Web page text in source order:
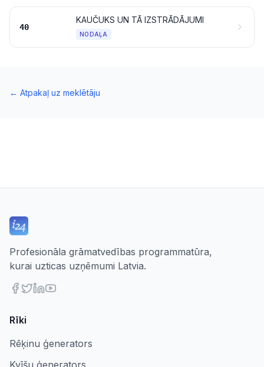
40
KAUČUKS UN TĀ IZSTRĀDĀJUMI
NODAĻA
← Atpakaļ uz meklētāju
Profesionāla grāmatvedības programmatūra,
kurai uzticas uzņēmumi Latvia.
Rīki
Rēķinu ģenerators
Kvīšu ģenerators